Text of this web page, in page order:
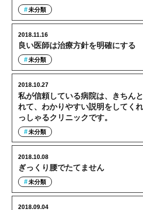
未分類
良い医師は治療方針を明確にする
2018.11.16
未分類
私が信頼している病院は、きちん
れて、わかりやすい説明をしてく
っしゃるクリニックです。
2018.10.27
未分類
ぎっくり腰でたてません
2018.10.08
未分類
2018.09.04